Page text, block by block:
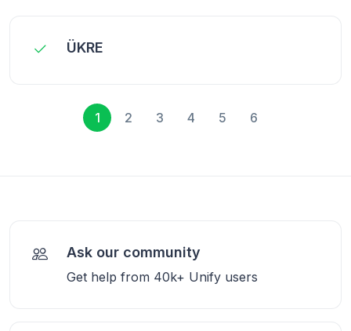
ÜKRE
1 2 3 4 5 6
Ask our community
Get help from 40k+ Unify users